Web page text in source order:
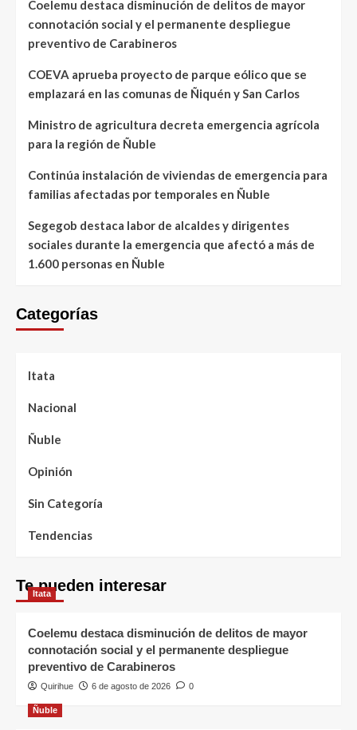
Coelemu destaca disminución de delitos de mayor
connotación social y el permanente despliegue
preventivo de Carabineros
COEVA aprueba proyecto de parque eólico que se
emplazará en las comunas de Ñiquén y San Carlos
Ministro de agricultura decreta emergencia agrícola
para la región de Ñuble
Continúa instalación de viviendas de emergencia para
familias afectadas por temporales en Ñuble
Segegob destaca labor de alcaldes y dirigentes
sociales durante la emergencia que afectó a más de
1.600 personas en Ñuble
Categorías
Itata
Nacional
Ñuble
Opinión
Sin Categoría
Tendencias
Te pueden interesar
Itata
Coelemu destaca disminución de delitos de mayor
connotación social y el permanente despliegue
preventivo de Carabineros
Quirihue 6 de agosto de 2026 0
Ñuble